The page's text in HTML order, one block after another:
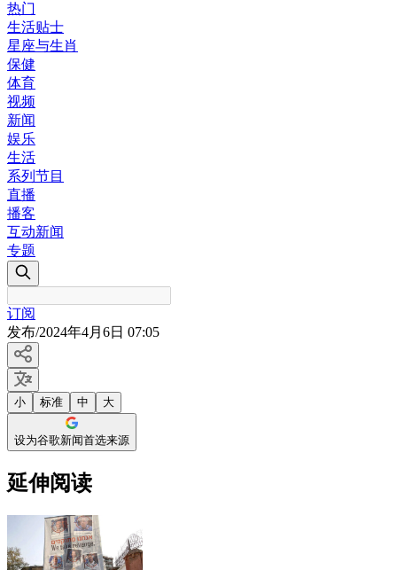
热门
生活贴士
星座与生肖
保健
体育
视频
新闻
娱乐
生活
系列节目
直播
播客
互动新闻
专题
订阅
发布/2024年4月6日 07:05
小 标准 中 大
设为谷歌新闻首选来源
延伸阅读